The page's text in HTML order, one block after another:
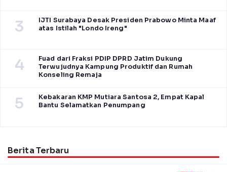
3
IJTI Surabaya Desak Presiden Prabowo Minta Maaf
atas Istilah "Londo Ireng"
4
Fuad dari Fraksi PDIP DPRD Jatim Dukung
Terwujudnya Kampung Produktif dan Rumah
Konseling Remaja
5
Kebakaran KMP Mutiara Santosa 2, Empat Kapal
Bantu Selamatkan Penumpang
Berita Terbaru